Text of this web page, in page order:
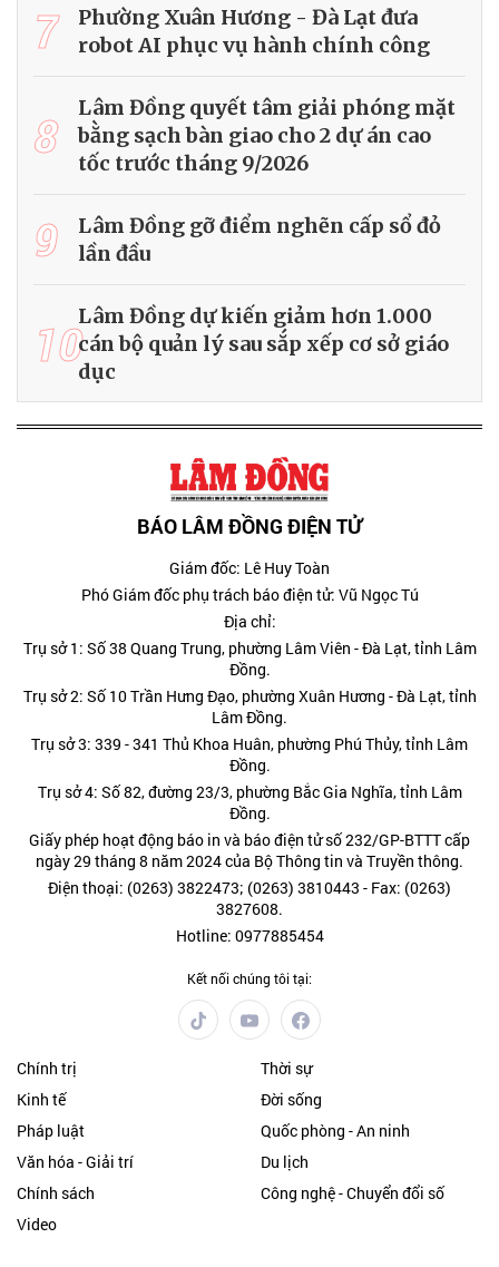
7
Phường Xuân Hương - Đà Lạt đưa
robot AI phục vụ hành chính công
8
Lâm Đồng quyết tâm giải phóng mặt
bằng sạch bàn giao cho 2 dự án cao
tốc trước tháng 9/2026
9
Lâm Đồng gỡ điểm nghẽn cấp sổ đỏ
lần đầu
10Lâm Đồng dự kiến giảm hơn 1.000
cán bộ quản lý sau sắp xếp cơ sở giáo
dục
BÁO LÂM ĐỒNG ĐIỆN TỬ
Giám đốc: Lê Huy Toàn
Phó Giám đốc phụ trách báo điện tử: Vũ Ngọc Tú
Địa chỉ:
Trụ sở 1: Số 38 Quang Trung, phường Lâm Viên - Đà Lạt, tỉnh Lâm
Đồng.
Trụ sở 2: Số 10 Trần Hưng Đạo, phường Xuân Hương - Đà Lạt, tỉnh
Lâm Đồng.
Trụ sở 3: 339 - 341 Thủ Khoa Huân, phường Phú Thủy, tỉnh Lâm
Đồng.
Trụ sở 4: Số 82, đường 23/3, phường Bắc Gia Nghĩa, tỉnh Lâm
Đồng.
Giấy phép hoạt động báo in và báo điện tử số 232/GP-BTTT cấp
ngày 29 tháng 8 năm 2024 của Bộ Thông tin và Truyền thông.
Điện thoại: (0263) 3822473; (0263) 3810443 - Fax: (0263)
3827608.
Hotline: 0977885454
Kết nối chúng tôi tại:
Chính trị
Thời sự
Kinh tế
Đời sống
Pháp luật
Quốc phòng - An ninh
Văn hóa - Giải trí
Du lịch
Chính sách
Công nghệ - Chuyển đổi số
Video